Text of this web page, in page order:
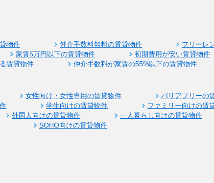
物件 仲介手数料無料の賃貸物件
フリーレ
家賃5万円以下の賃貸物件 初期費用が安い賃貸物件
賃貸物件
仲介手数料が家賃の55%以下の賃貸物件
女性向け・女性専用の賃貸物件
バリアフリーの
学生向けの賃貸物件 ファミリー向けの賃
外国人向けの賃貸物件
一人暮らし向けの賃貸物件
SOHO向けの賃貸物件